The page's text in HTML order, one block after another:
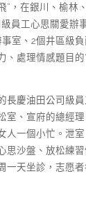
”，在銀川、榆林
員工心思關愛辦
室、2個井區級
處理情感題目的
慶油田公司級員
室、宣府的總經
人一個小忙。泄
思沙盤、放松練
一天坐診，志愿